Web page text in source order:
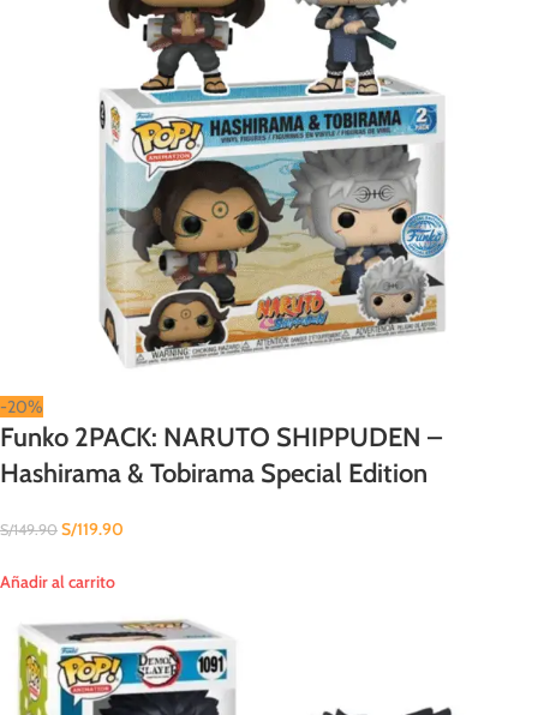
-20%
Funko 2PACK: NARUTO SHIPPUDEN –
Hashirama & Tobirama Special Edition
S/149.90 S/119.90
Añadir al carrito